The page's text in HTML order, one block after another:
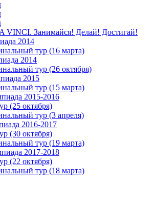
VINCI. Занимайся! Делай! Достигай!
2014
тур (16 марта)
2014
тур (26 октября)
2015
тур (15 марта)
2015-2016
(25 октября)
тур (3 апреля)
2016-2017
(30 октября)
тур (19 марта)
2017-2018
(22 октября)
тур (18 марта)